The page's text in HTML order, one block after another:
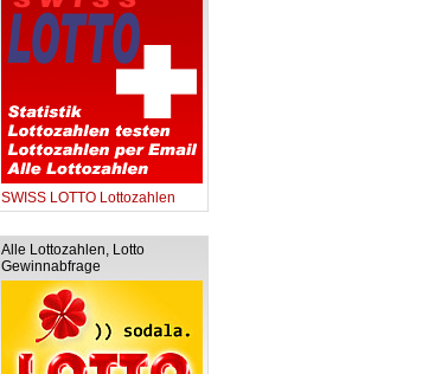
SWISS LOTTO Lottozahlen
Alle Lottozahlen, Lotto
Gewinnabfrage